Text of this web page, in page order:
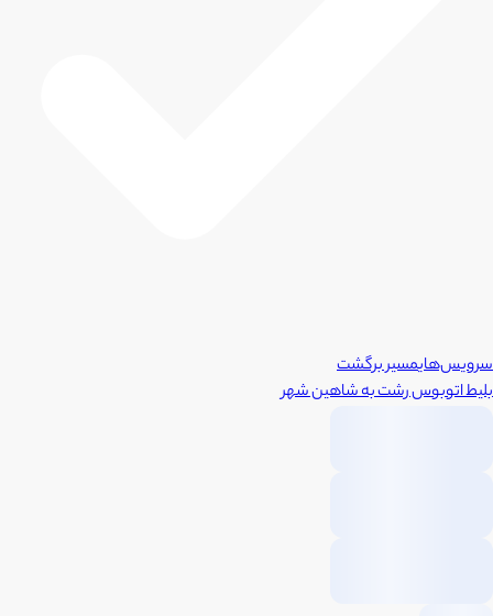
سرویس‌هایمسیر برگشت
بلیط اتوبوسرشتبهشاهین شهر